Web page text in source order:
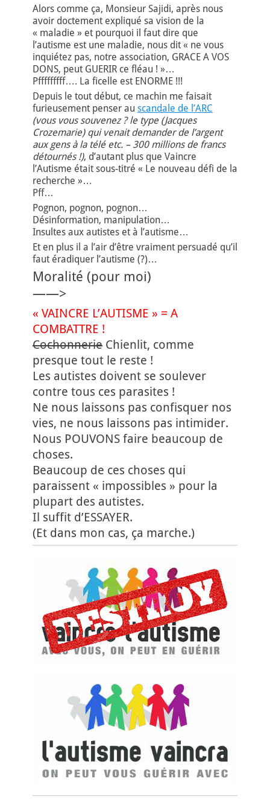
Alors comme ça, Monsieur Sajidi, après nous
avoir doctement expliqué sa vision de la
« maladie » et pourquoi il faut dire que
l’autisme est une maladie, nous dit « ne vous
inquiétez pas, notre association, GRACE A VOS
DONS, peut GUERIR ce fléau ! »…
Pfffffffff…. La ficelle est ENORME !!!
Depuis le tout début, ce machin me faisait
furieusement penser au scandale de l’ARC
(vous vous souvenez ? le type (Jacques
Crozemarie) qui venait demander de l’argent
aux gens à la télé etc. – 300 millions de francs
détournés !), d’autant plus que Vaincre
l’Autisme était sous-titré « Le nouveau défi de la
recherche »…
Pff…
Pognon, pognon, pognon…
Désinformation, manipulation…
Insultes aux autistes et à l’autisme…
Et en plus il a l’air d’être vraiment persuadé qu’il
faut éradiquer l’autisme (?)…
Moralité (pour moi)
——>
« VAINCRE L’AUTISME » = A
COMBATTRE !
Cochonnerie Chienlit, comme
presque tout le reste !
Les autistes doivent se soulever
contre tous ces parasites !
Ne nous laissons pas confisquer nos
vies, ne nous laissons pas intimider.
Nous POUVONS faire beaucoup de
choses.
Beaucoup de ces choses qui
paraissent « impossibles » pour la
plupart des autistes.
Il suffit d’ESSAYER.
(Et dans mon cas, ça marche.)